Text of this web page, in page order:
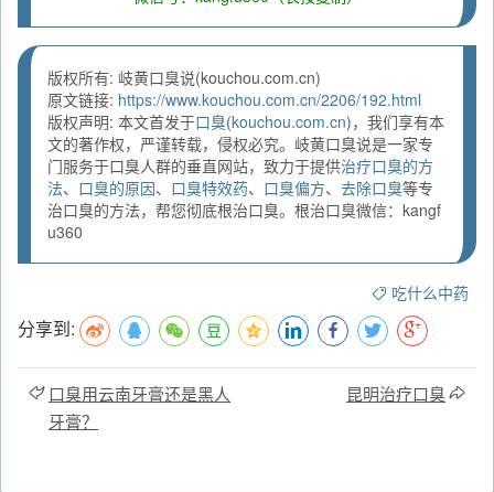
版权所有: 岐黄口臭说(kouchou.com.cn)
原文链接: https://www.kouchou.com.cn/2206/192.html
版权声明: 本文首发于口臭(kouchou.com.cn)，我们享有本
文的著作权，严谨转载，侵权必究。岐黄口臭说是一家专
门服务于口臭人群的垂直网站，致力于提供治疗口臭的方
法、 口臭的原因、 口臭特效药、 口臭偏方、 去除口臭等专
治口臭的方法，帮您彻底根治口臭。根治口臭微信：kangf
u360
吃什么中药
分享到:
口臭用云南牙膏还是黑人
牙膏？
昆明治疗口臭